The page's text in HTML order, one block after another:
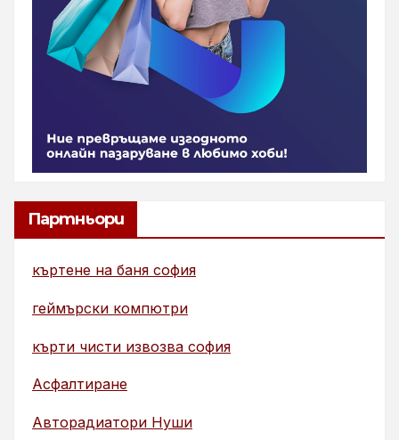
Партньори
къртене на баня софия
геймърски компютри
кърти чисти извозва софия
Асфалтиране
Авторадиатори Нуши